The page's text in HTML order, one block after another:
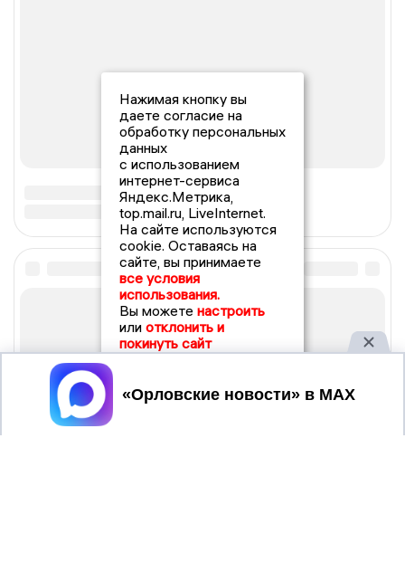
Нажимая кнопку вы
даете согласие на
обработку персональных
данных
с использованием
интернет-сервиса
Яндекс.Метрика,
top.mail.ru, LiveInternet.
На сайте используются
cookie. Оставаясь на
сайте, вы принимаете
все условия
использования.
Вы можете настроить
или отклонить и
покинуть сайт
Принять